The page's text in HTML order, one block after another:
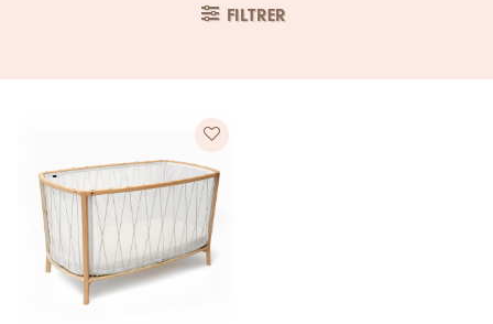
FILTRER
Ajouter
à ma
liste de
souhaits